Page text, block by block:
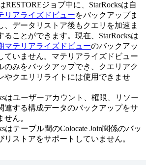
RESTOREジョブ中に、StarRocksは自
リアライズドビューをバックアップま
、データリストア後もクエリを加速ま
ることができます。現在、StarRocksは
マテリアライズドビューのバックアッ
ていません。マテリアライズドビュー
のみをバックアップでき、クエリアク
やクエリリライトには使用できませ
はユーザーアカウント、権限、リソー
連する構成データのバックアップをサ
ん。
はテーブル間のColocate Join関係のバッ
リストアをサポートしていません。